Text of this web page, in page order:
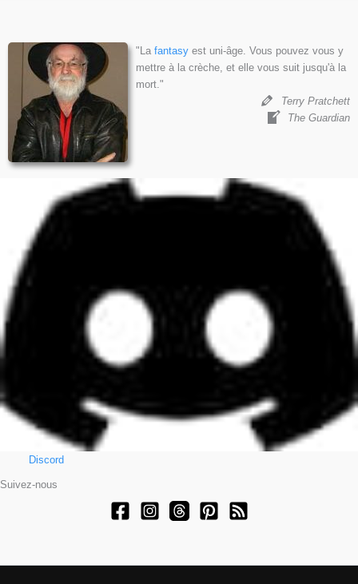
"La fantasy est uni-âge. Vous pouvez vous y
mettre à la crèche, et elle vous suit jusqu'à la
mort."
Terry Pratchett
The Guardian
Discord
Suivez-nous